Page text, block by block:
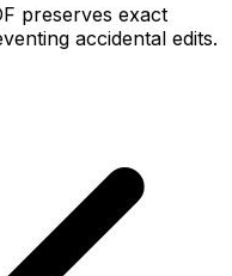
preserves exact
accidental edits.